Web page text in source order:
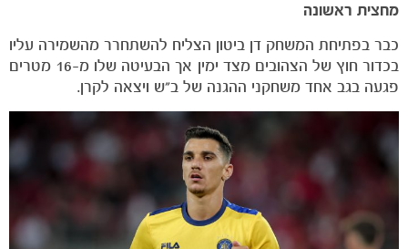
מחצית ראשונה
כבר בפתיחת המשחק דן ביטון הצליח להשתחרר מהשמירה עליו
בכדור חוץ של הצהובים מצד ימין אך הבעיטה שלו מ-16 מטרים
פגעה בגב אחד משחקני ההגנה של ב"ש ויצאה לקרן.